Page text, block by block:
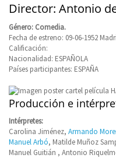
Director: Antonio
Género: Comedia.
Fecha de estreno: 09-06-1952
Calificación:
Nacionalidad: ESPAÑOLA
Países participantes: ESPAÑA
Producción e
Intérpretes:
Carolina Jiménez, Armando
Manuel Arbó, Matilde Muñoz
Manuel Guitián , Antonio